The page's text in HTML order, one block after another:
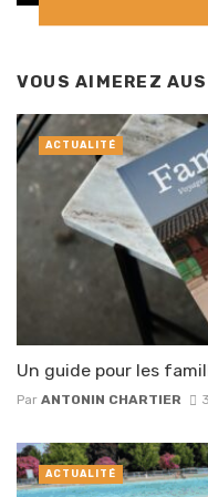
VOUS AIMEREZ
Un guide pour les
Par ANTONIN CHARTIER
ACTUALITÉ
ACTUALITÉ